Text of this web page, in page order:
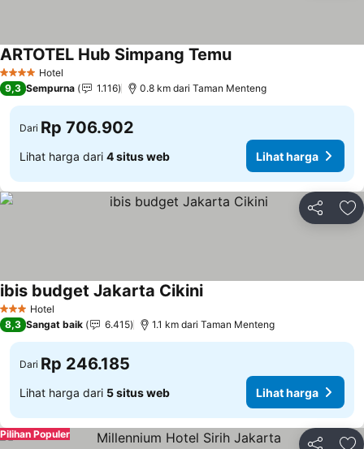
4 BintangHotel
ARTOTEL Hub Simpang TemuLihat harga
9,3 Sempurna 1.116 0.8 km dari Taman Menteng
Dari Rp 706.902
Lihat harga dari 4 situs web Lihat harga
Bagikan
3 BintangHotel
ibis budget Jakarta CikiniLihat harga
8,3 Sangat baik 6.415 1.1 km dari Taman Menteng
Dari Rp 246.185
Lihat harga dari 5 situs web Lihat harga
Pilihan Populer